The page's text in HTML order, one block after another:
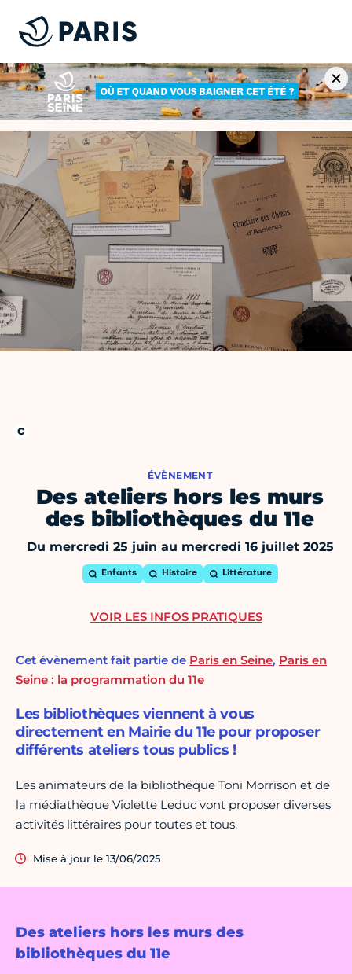
ÉVÈNEMENT
Des ateliers hors les murs
des bibliothèques du 11e
Du mercredi 25 juin au mercredi 16 juillet 2025
Enfants Histoire Littérature
Des ateliers hors les murs des
bibliothèques du 11e
Cet évènement fait partie de Paris en Seine, Paris en
Seine : la programmation du 11e
Les bibliothèques viennent à vous
directement en Mairie du 11e pour proposer
différents ateliers tous publics !
Les animateurs de la bibliothèque Toni Morrison et de
la médiathèque Violette Leduc vont proposer diverses
activités littéraires pour toutes et tous.
Mise à jour le 13/06/2025
VOIR LES INFOS PRATIQUES